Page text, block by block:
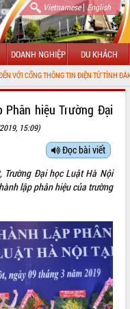
Vietnamese| English
DOANH NGHIỆP DU KHÁCH
ĐIỆN TỬ TỈNH ĐẮK LẮK
Phân hiệu Trường Đại
15:09)
Đọc bài viết
Trường Đại học Luật Hà Nội
lập phân hiệu của trường